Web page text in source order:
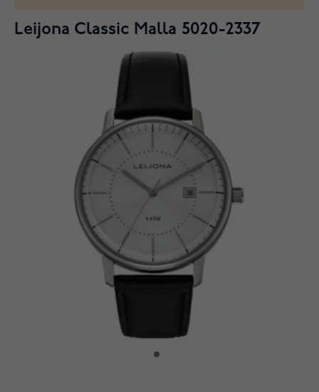
Leijona Classic Malla 5020-2337